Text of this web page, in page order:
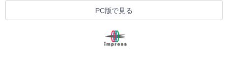
PC版で見る